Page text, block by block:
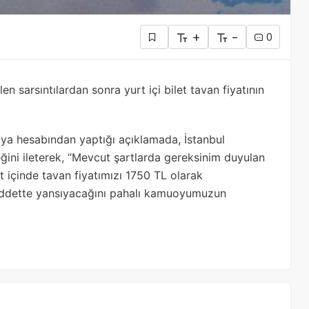
+ - 0
sarsıntılardan sonra yurt içi bilet tavan fiyatının
hesabından yaptığı açıklamada, İstanbul
ileterek, “Mevcut şartlarda gereksinim duyulan
tavan fiyatımızı 1750 TL olarak
yansıyacağını pahalı kamuoyumuzun